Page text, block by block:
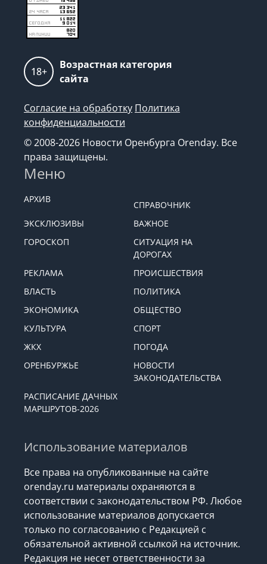
18+
Возрастная категория
сайта
Согласие на обработку Политика
конфиденциальности
© 2008-2026 Новости Оренбурга Orenday. Все
права защищены.
Меню
АРХИВ
СПРАВОЧНИК
ЭКСКЛЮЗИВЫ
ВАЖНОЕ
ГОРОСКОП
СИТУАЦИЯ НА
ДОРОГАХ
РЕКЛАМА
ПРОИСШЕСТВИЯ
ВЛАСТЬ
ПОЛИТИКА
ЭКОНОМИКА
ОБЩЕСТВО
КУЛЬТУРА
СПОРТ
ЖКХ
ПОГОДА
ОРЕНБУРЖЬЕ
НОВОСТИ
ЗАКОНОДАТЕЛЬСТВА
РАСПИСАНИЕ ДАЧНЫХ
МАРШРУТОВ-2026
Использование материалов
Все права на опубликованные на сайте
orenday.ru материалы охраняются в
соответствии с законодательством РФ. Любое
использование материалов допускается
только по согласованию с Редакцией с
обязательной активной ссылкой на источник.
Редакция не несет ответственности за